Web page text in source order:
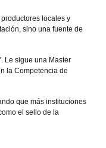
locales y
sino una fuente de
Le sigue una Master
la Competencia de
que más instituciones
el sello de la